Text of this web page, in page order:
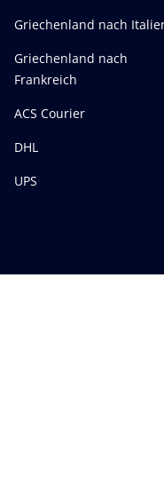
Griechenland nach
Griechenland nach
Frankreich
ACS Courier
DHL
UPS